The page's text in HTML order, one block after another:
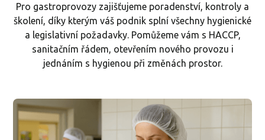
Pro gastroprovozy zajišťujeme poradenství, kontroly a
školení, díky kterým váš podnik splní všechny hygienické
a legislativní požadavky. Pomůžeme vám s HACCP,
sanitačním řádem, otevřením nového provozu i
jednáním s hygienou při změnách prostor.